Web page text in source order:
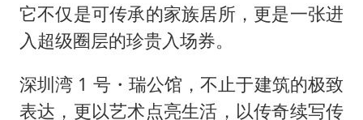
它不仅是可传承的家族居所，更是一张进
入超级圈层的珍贵入场券。
深圳湾 1 号・瑞公馆，不止于建筑的极致
表达，更以艺术点亮生活，以传奇续写传